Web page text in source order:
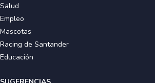
Salud
Empleo
Mascotas
Racing de Santander
Educación